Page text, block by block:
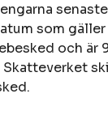
som
och är
Skatteverket